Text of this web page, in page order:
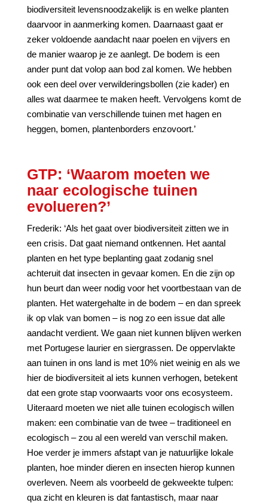
biodiversiteit levensnoodzakelijk is en welke planten
daarvoor in aanmerking komen. Daarnaast gaat er
zeker voldoende aandacht naar poelen en vijvers en
de manier waarop je ze aanlegt. De bodem is een
ander punt dat volop aan bod zal komen. We hebben
ook een deel over verwilderingsbollen (zie kader) en
alles wat daarmee te maken heeft. Vervolgens komt de
combinatie van verschillende tuinen met hagen en
heggen, bomen, plantenborders enzovoort.’
GTP: ‘Waarom moeten we
naar ecologische tuinen
evolueren?’
Frederik: ‘Als het gaat over biodiversiteit zitten we in
een crisis. Dat gaat niemand ontkennen. Het aantal
planten en het type beplanting gaat zodanig snel
achteruit dat insecten in gevaar komen. En die zijn op
hun beurt dan weer nodig voor het voortbestaan van de
planten. Het watergehalte in de bodem – en dan spreek
ik op vlak van bomen – is nog zo een issue dat alle
aandacht verdient. We gaan niet kunnen blijven werken
met Portugese laurier en siergrassen. De oppervlakte
aan tuinen in ons land is met 10% niet weinig en als we
hier de biodiversiteit al iets kunnen verhogen, betekent
dat een grote stap voorwaarts voor ons ecosysteem.
Uiteraard moeten we niet alle tuinen ecologisch willen
maken: een combinatie van de twee – traditioneel en
ecologisch – zou al een wereld van verschil maken.
Hoe verder je immers afstapt van je natuurlijke lokale
planten, hoe minder dieren en insecten hierop kunnen
overleven. Neem als voorbeeld de gekweekte tulpen:
qua zicht en kleuren is dat fantastisch, maar naar